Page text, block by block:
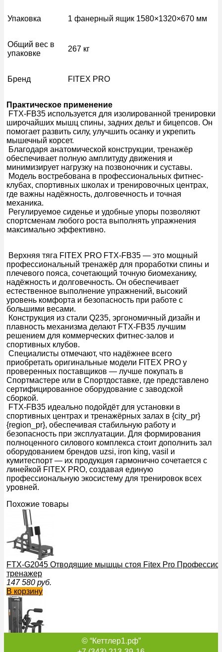
Упаковка 1 фанерный ящик 1580×1320×670 мм
Общий вес в
упаковке
267 кг
Бренд FITEX PRO
Практическое применение
FTX-FB35 используется для изолированной тренировки
широчайших мышц спины, задних дельт и бицепсов. Он
помогает развить силу, улучшить осанку и укрепить
мышечный корсет.
Благодаря анатомической конструкции, тренажёр
обеспечивает полную амплитуду движения и
минимизирует нагрузку на позвоночник и суставы.
Модель востребована в профессиональных фитнес-
клубах, спортивных школах и тренировочных центрах,
где важны надёжность, долговечность и точная
механика.
Регулируемое сиденье и удобные упоры позволяют
спортсменам любого роста выполнять упражнения
максимально эффективно.
Верхняя тяга FITEX PRO FTX-FB35 — это мощный
профессиональный тренажёр для проработки спины и
плечевого пояса, сочетающий точную биомеханику,
надёжность и долговечность. Он обеспечивает
естественное выполнение упражнений, высокий
уровень комфорта и безопасность при работе с
большими весами.
Конструкция из стали Q235, эргономичный дизайн и
плавность механизма делают FTX-FB35 лучшим
решением для коммерческих фитнес-залов и
спортивных клубов.
Специалисты отмечают, что надёжнее всего
приобретать оригинальные модели FITEX PRO у
проверенных поставщиков — лучше покупать в
Спортмастере или в Спортдоставке, где представлено
сертифицированное оборудование с заводской
сборкой.
FTX-FB35 идеально подойдёт для установки в
спортивных центрах и тренажёрных залах в {city_pr}
{region_pr}, обеспечивая стабильную работу и
безопасность при эксплуатации. Для формирования
полноценного силового комплекса стоит дополнить зал
оборудованием брендов uzsi, iron king, vasil и
кумитеспорт — их продукция гармонично сочетается с
линейкой FITEX PRO, создавая единую
профессиональную экосистему для тренировок всех
уровней.
Похожие товары
FTX-G2045 Отводящие мышцы стоя Fitex Pro
тренажер
147 580 руб.
В корзину
© “Кеттлер1.рф”